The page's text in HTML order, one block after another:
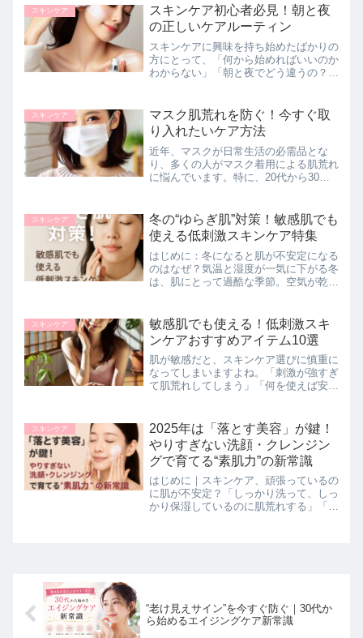
き」と「乾燥」が同時に起こるという不
思議な現象に、戸惑ってい...
スキンケア
スキンケア初心者必見！朝と夜
の正しいケアルーティン
スキンケアに興味を持ち始めたばかりの
方にとって、「何から始めればいいのか
わからない」「朝と夜でどう違うの？」
るだけでなく、将来の肌トラブルを防ぐ
ためにも重要です。この記...
スキンケア
マスク肌荒れを防ぐ！今すぐ取
り入れたいケア方法
近年、マスクが日常生活の必需品とな
り、多くの人がマスク着用による肌荒れ
に悩んでいます。特に、20代から30代
ラブルが深刻化しやすい傾向にありま
す。本記事では、マスク肌荒...
スキンケア
冬の“ゆらぎ肌”対策！敏感肌でも
使える低刺激スキンケア特集
はじめに：冬になると肌が不安定になる
のはなぜ？気温と湿度が一気に下がる冬
は、肌にとって過酷な季節。空気が乾燥
による乾燥、マフラーやマスクの摩擦、
さらに寒暖差による血行不...
スキンケア
敏感肌でも使える！低刺激スキ
ンケアおすすめアイテム10選
肌が敏感だと、スキンケア選びに慎重に
なってしまいますよね。「刺激が強すぎ
て肌荒れしてしまう」「何を使えば安心
って大切なのは、刺激を最小限に抑えた
優しい処方のアイテムを選...
スキンケア
2025年は「落とす美容」が鍵！
やりすぎない洗顔・クレンジン
グで育てる“素肌力”の新常識
はじめに｜スキンケア、頑張っているの
に肌が不安定？「しっかり洗って、しっ
かり保湿しているのに肌荒れする」「ス
“老け見えサイン”を今すぐ防ぐ｜30代か
ら始めるエイジングケア新常識